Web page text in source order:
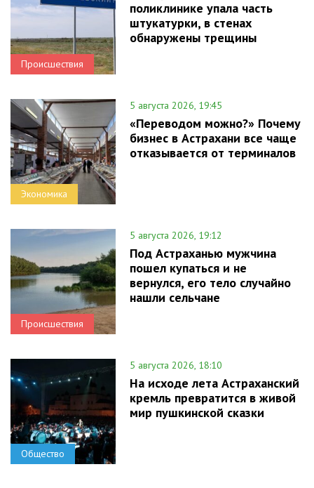
Происшествия
поликлинике упала часть
штукатурки, в стенах
обнаружены трещины
Экономика
5 августа 2026, 19:45
«Переводом можно?» Почему
бизнес в Астрахани все чаще
отказывается от терминалов
Происшествия
5 августа 2026, 19:12
Под Астраханью мужчина
пошел купаться и не
вернулся, его тело случайно
нашли сельчане
Общество
5 августа 2026, 18:10
На исходе лета Астраханский
кремль превратится в живой
мир пушкинской сказки